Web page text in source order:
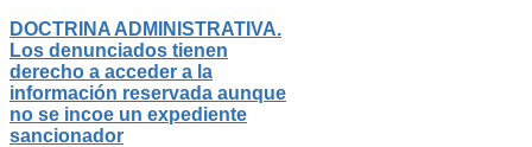
DOCTRINA ADMINISTRATIVA.
Los denunciados tienen
derecho a acceder a la
información reservada aunque
no se incoe un expediente
sancionador